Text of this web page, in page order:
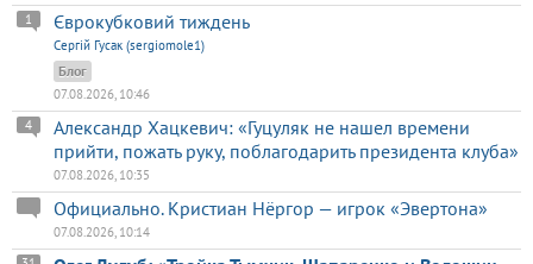
Єврокубковий тиждень
1
Сергій Гусак (sergiomole1)
Блог
07.08.2026, 10:46
Александр Хацкевич: «Гуцуляк не нашел времени
прийти, пожать руку, поблагодарить президента клуба»
4
07.08.2026, 10:35
Официально. Кристиан Нёргор — игрок «Эвертона»
07.08.2026, 10:14